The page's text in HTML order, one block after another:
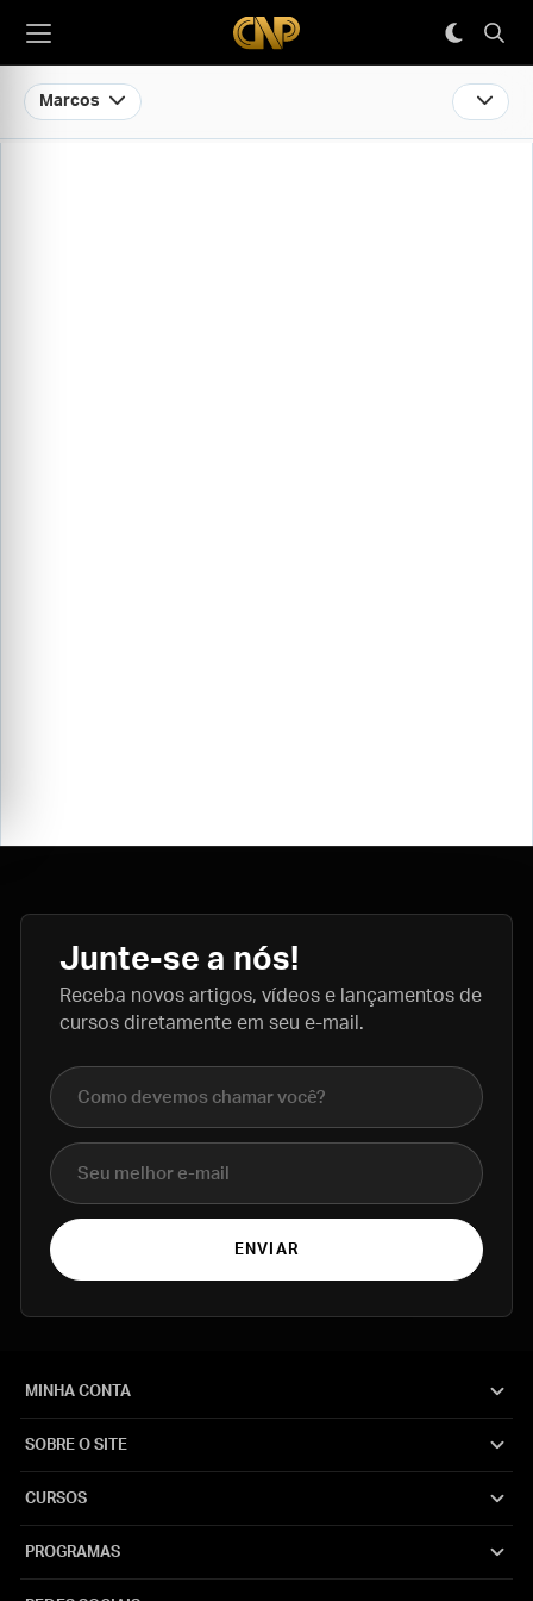
Marcos
Junte-se a nós!
Receba novos artigos, vídeos e lançamentos de
cursos diretamente em seu e-mail.
Nome completo
E-mail
ENVIAR
MINHA CONTA
SOBRE O SITE
CURSOS
PROGRAMAS